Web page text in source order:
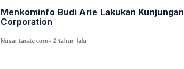
Menkominfo Budi Arie Lakukan
Corporation
Nusantaratv.com - 2 tahun lalu